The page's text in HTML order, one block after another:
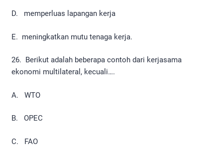
D. memperluas lapangan kerja
E. meningkatkan mutu tenaga kerja.
26. Berikut adalah beberapa contoh dari kerjasama
ekonomi multilateral, kecuali….
A. WTO
B. OPEC
C. FAO